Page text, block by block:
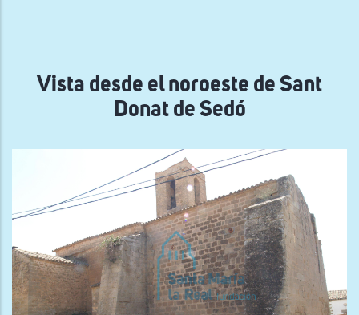
navegación
Vista desde el noroeste de Sant
Donat de Sedó